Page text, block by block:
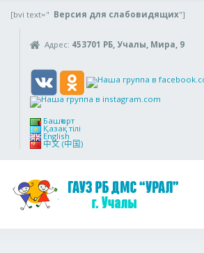
[bvi text=" Версия для слабовидящих"]
Адрес: 453701 РБ, Учалы, Мира, 9
Башҡорт
Қазақ тілі
English
中文 (中国)